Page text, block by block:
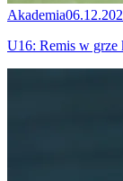
Akademia
U16: Remis w grze